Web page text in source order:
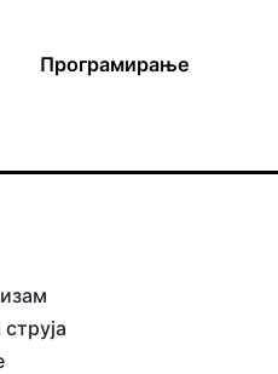
Програмирање